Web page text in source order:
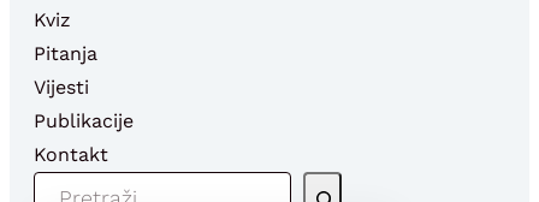
Kviz
Pitanja
Vijesti
Publikacije
Kontakt